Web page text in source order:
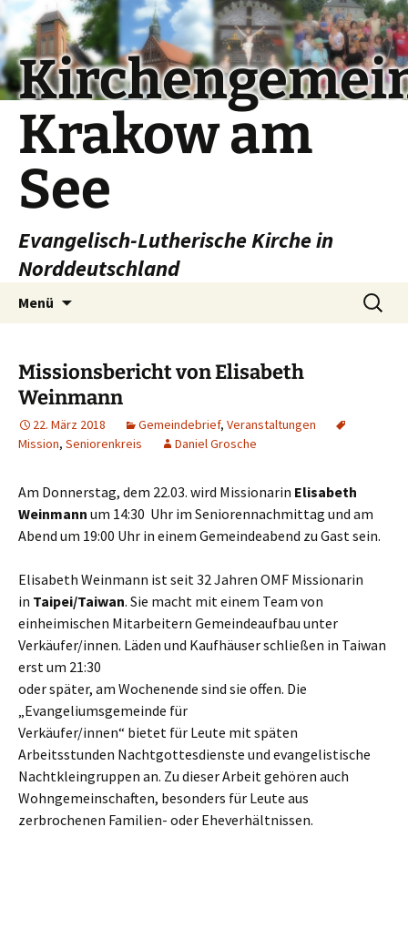
Krakow am
See
Evangelisch-Lutherische Kirche in
Norddeutschland
Menü
Suchen
nach:
Missionsbericht von Elisabeth
Weinmann
22. März 2018 Gemeindebrief, Veranstaltungen
Mission, Seniorenkreis Daniel Grosche
Am Donnerstag, dem 22.03. wird Missionarin Elisabeth
Weinmann um 14:30 Uhr im Seniorennachmittag und am
Abend um 19:00 Uhr in einem Gemeindeabend zu Gast sein.
Elisabeth Weinmann ist seit 32 Jahren OMF Missionarin
in Taipei/Taiwan. Sie macht mit einem Team von
einheimischen Mitarbeitern Gemeindeaufbau unter
Verkäufer/innen. Läden und Kaufhäuser schließen in Taiwan
erst um 21:30
oder später, am Wochenende sind sie offen. Die
„Evangeliumsgemeinde für
Verkäufer/innen“ bietet für Leute mit späten
Arbeitsstunden Nachtgottesdienste und evangelistische
Nachtkleingruppen an. Zu dieser Arbeit gehören auch
Wohngemeinschaften, besonders für Leute aus
zerbrochenen Familien- oder Eheverhältnissen.